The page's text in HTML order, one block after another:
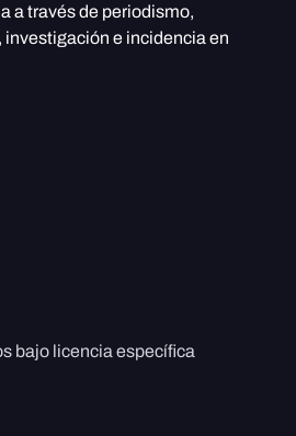
a través de periodismo,
e incidencia en
bajo licencia específica